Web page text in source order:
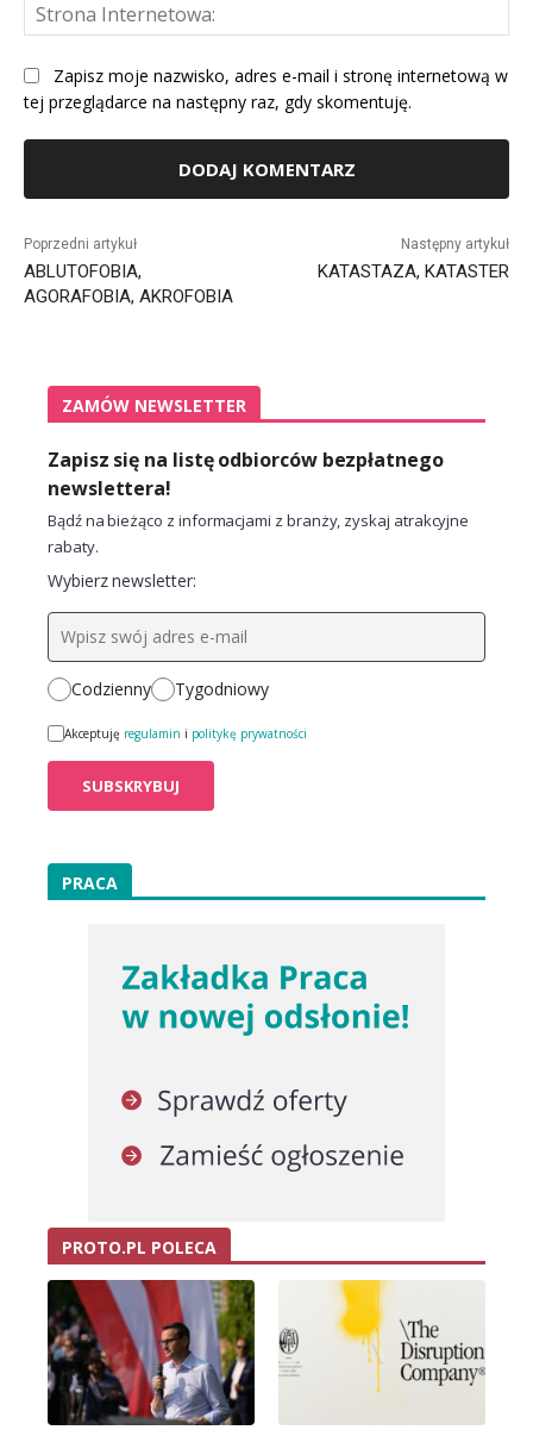
Zapisz moje nazwisko, adres e-mail i stronę internetową w
tej przeglądarce na następny raz, gdy skomentuję.
Poprzedni artykuł
ABLUTOFOBIA,
AGORAFOBIA, AKROFOBIA
Następny artykuł
KATASTAZA, KATASTER
ZAMÓW NEWSLETTER
Zapisz się na listę odbiorców bezpłatnego
newslettera!
Bądź na bieżąco z informacjami z branży, zyskaj atrakcyjne
rabaty.
Wybierz newsletter:
Codzienny Tygodniowy
Akceptuję regulamin i politykę prywatności
PRACA
PROTO.PL POLECA